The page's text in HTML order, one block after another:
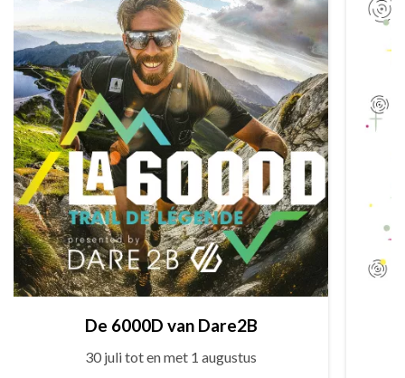
De 6000D van Dare2B
30 juli tot en met 1 augustus